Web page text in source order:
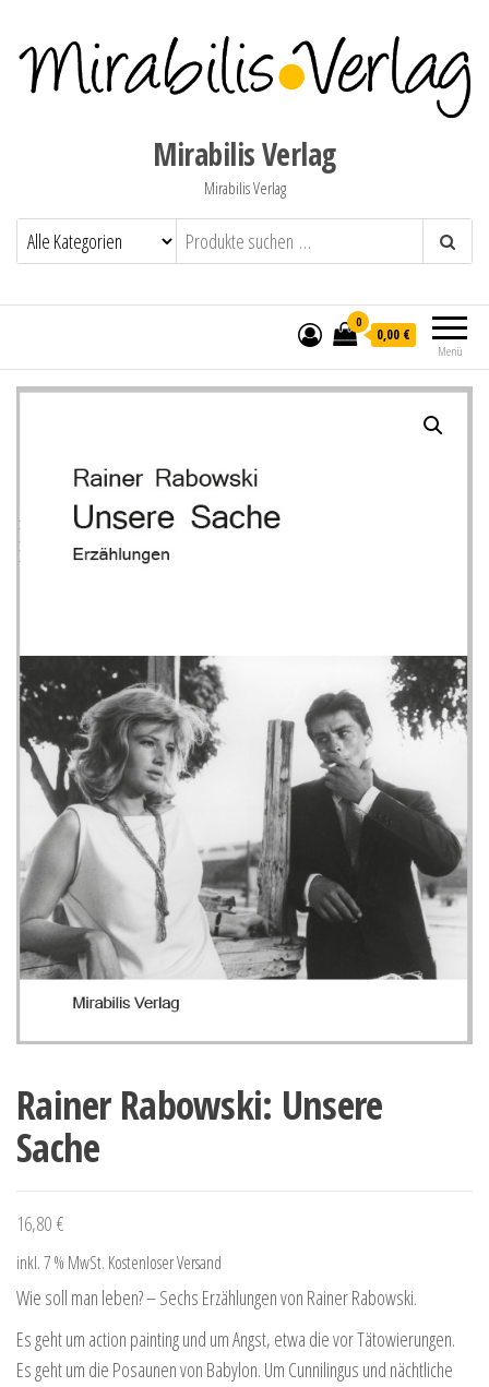
Mirabilis Verlag
Mirabilis Verlag
Menü
0
0,00 €
Rainer Rabowski: Unsere
Sache
16,80 €
inkl. 7 % MwSt. Kostenloser Versand
Wie soll man leben? – Sechs Erzählungen von Rainer Rabowski.
Es geht um action painting und um Angst, etwa die vor Tätowierungen.
Es geht um die Posaunen von Babylon. Um Cunnilingus und nächtliche